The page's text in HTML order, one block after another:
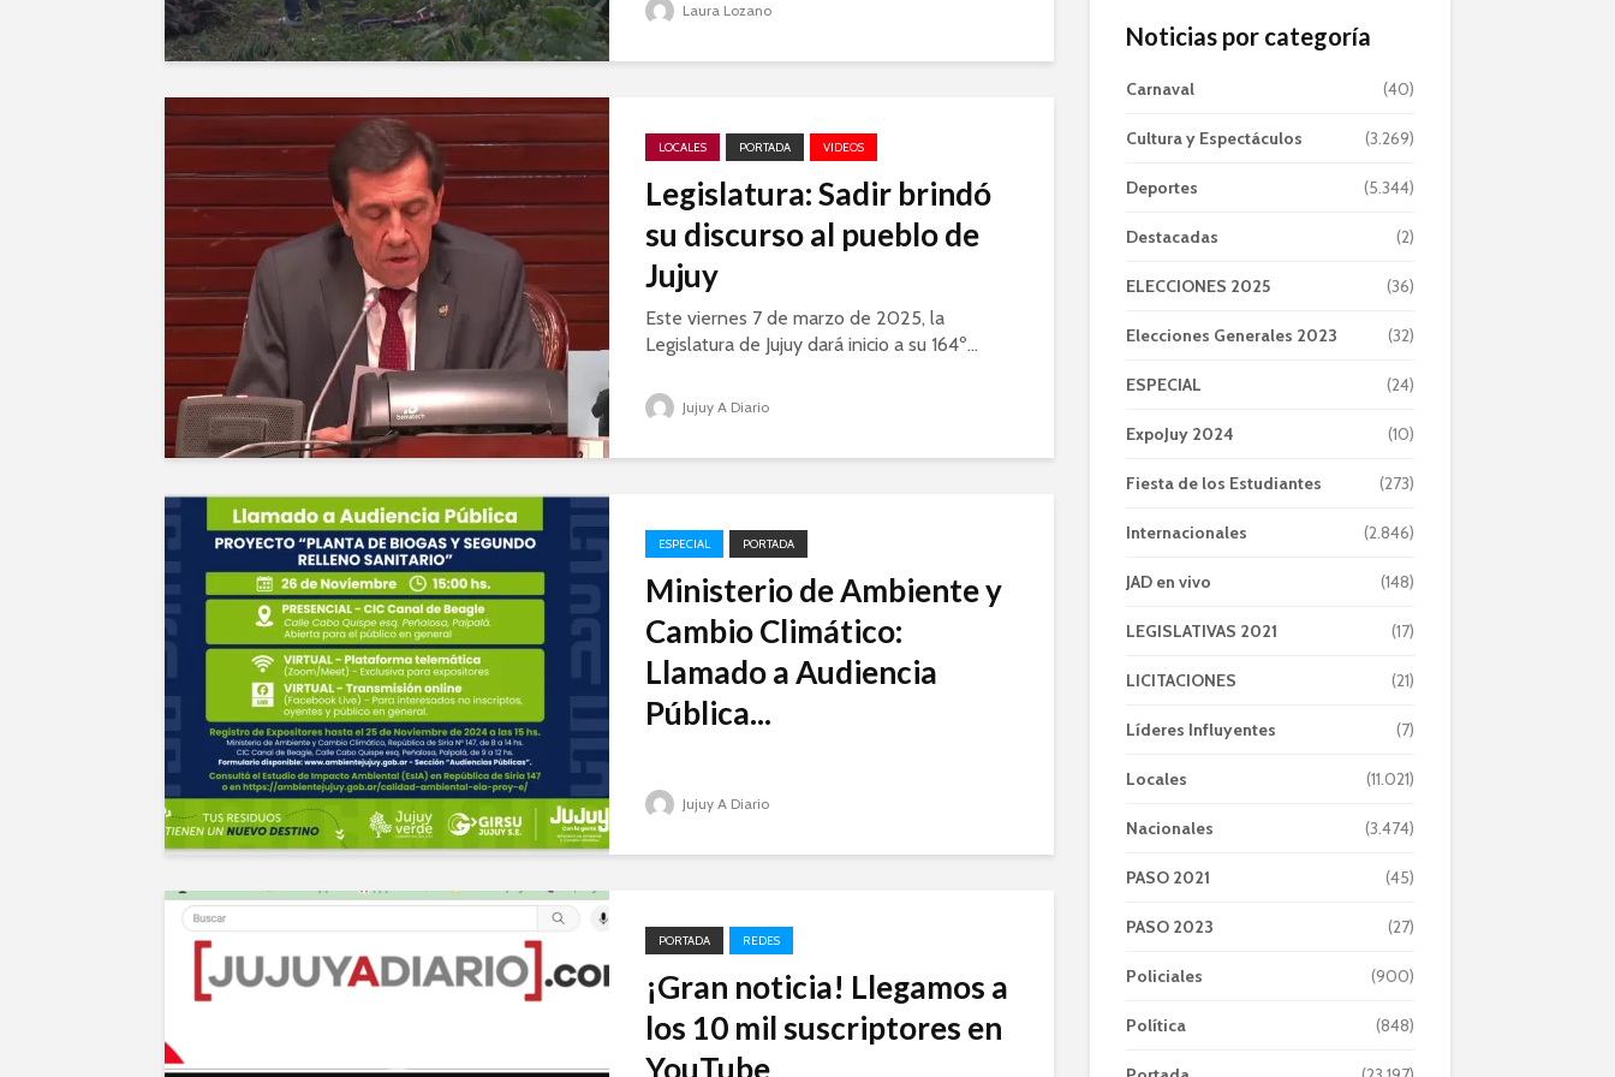
Laura Lozano
LOCALES PORTADA VIDEOS
Legislatura: Sadir brindó
su discurso al pueblo de
Jujuy
Este viernes 7 de marzo de 2025, la
Legislatura de Jujuy dará inicio a su 164º...
Jujuy A Diario
ESPECIAL PORTADA
Ministerio de Ambiente y
Cambio Climático:
Llamado a Audiencia
Pública...
Jujuy A Diario
PORTADA REDES
¡Gran noticia! Llegamos a
los 10 mil suscriptores en
YouTube
Noticias por categoría
Carnaval (40)
Cultura y Espectáculos (3.269)
Deportes (5.344)
Destacadas (2)
ELECCIONES 2025 (36)
Elecciones Generales 2023 (32)
ESPECIAL (24)
ExpoJuy 2024 (10)
Fiesta de los Estudiantes (273)
Internacionales (2.846)
JAD en vivo (148)
LEGISLATIVAS 2021 (17)
LICITACIONES (21)
Líderes Influyentes (7)
Locales (11.021)
Nacionales (3.474)
PASO 2021 (45)
PASO 2023 (27)
Policiales (900)
Política (848)